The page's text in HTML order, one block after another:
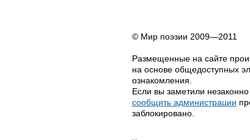
© Мир поэзии 2009—2011
Размещенные на сайте
на основе общедоступных
ознакомления.
Если вы заметили
сообщить администрации
заблокировано.